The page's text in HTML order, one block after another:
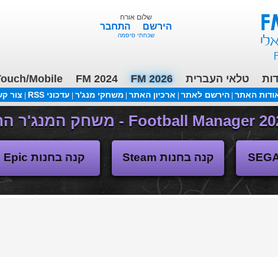
שלום אורח
הירשם התחבר
שכחתי סיסמה
טלאי העברית FM 2026
FM 2024
Mobile
האתר |הירשם לאתר ארכיון האתר משחקי מנג'ר עדכוני RSS צור
קנה בחנות Steam קנה בחנות Epic